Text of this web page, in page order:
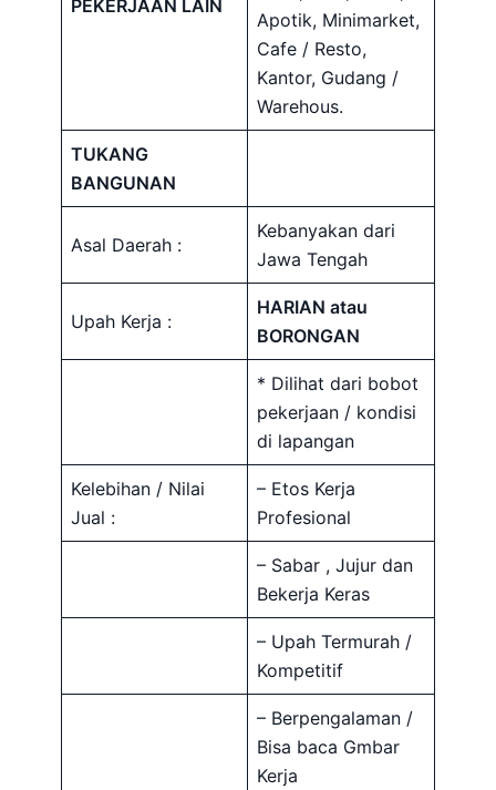
PEKERJAAN LAIN
Apotik, Minimarket,
Cafe / Resto,
Kantor, Gudang /
Warehous.
TUKANG
BANGUNAN
Asal Daerah :
Kebanyakan dari
Jawa Tengah
Upah Kerja :
HARIAN atau
BORONGAN
* Dilihat dari bobot
pekerjaan / kondisi
di lapangan
Kelebihan / Nilai
Jual :
– Etos Kerja
Profesional
– Sabar , Jujur dan
Bekerja Keras
– Upah Termurah /
Kompetitif
– Berpengalaman /
Bisa baca Gmbar
Kerja